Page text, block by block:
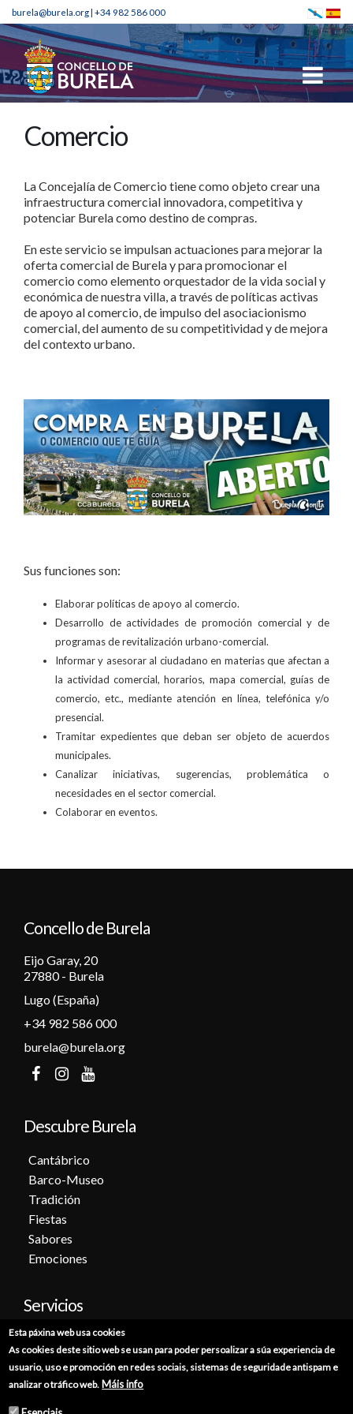
burela@burela.org| +34 982 586 000
Comercio
La Concejalía de Comercio tiene como objeto crear una
infraestructura comercial innovadora, competitiva y
potenciar Burela como destino de compras.
En este servicio se impulsan actuaciones para mejorar la
oferta comercial de Burela y para promocionar el
comercio como elemento orquestador de la vida social y
económica de nuestra villa, a través de políticas activas
de apoyo al comercio, de impulso del asociacionismo
comercial, del aumento de su competitividad y de mejora
del contexto urbano.
Sus funciones son:
Elaborar políticas de apoyo al comercio.
Desarrollo de actividades de promoción comercial y de
programas de revitalización urbano-comercial.
Informar y asesorar al ciudadano en materias que afectan a
la actividad comercial, horarios, mapa comercial, guías de
comercio, etc., mediante atención en línea, telefónica y/o
presencial.
Tramitar expedientes que deban ser objeto de acuerdos
municipales.
Canalizar iniciativas, sugerencias, problemática o
necesidades en el sector comercial.
Colaborar en eventos.
Concello de Burela
Eijo Garay, 20
27880 - Burela
Lugo (España)
+34 982 586 000
burela@burela.org
Descubre Burela
Cantábrico
Barco-Museo
Tradición
Fiestas
Sabores
Emociones
Servicios
Cita previa
Catálogo de trámites
Esta páxina web usa cookies
As cookies deste sitio web se usan para poder persoalizar a súa experiencia de
usuario, uso e promoción en redes sociais, sistemas de seguridade antispam e
analizar o tráfico web. Máis info